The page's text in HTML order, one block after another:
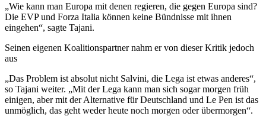
„Wie kann man Europa mit denen regieren, die gegen Europa sind?
Die EVP und Forza Italia können keine Bündnisse mit ihnen
eingehen“, sagte Tajani.
Seinen eigenen Koalitionspartner nahm er von dieser Kritik jedoch
aus
„Das Problem ist absolut nicht Salvini, die Lega ist etwas anderes“,
so Tajani weiter. „Mit der Lega kann man sich sogar morgen früh
einigen, aber mit der Alternative für Deutschland und Le Pen ist das
unmöglich, das geht weder heute noch morgen oder übermorgen“.